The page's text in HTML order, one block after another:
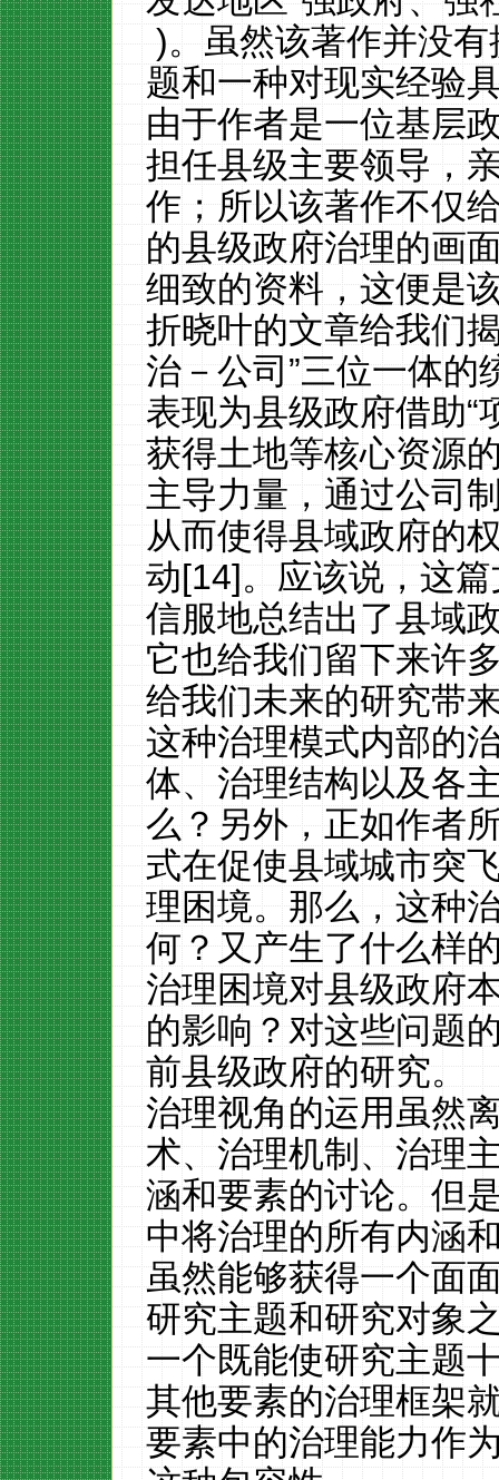
)。虽然该著作并没有
题和一种对现实经验
由于作者是一位基层
担任县级主要领导，
作；所以该著作不仅
的县级政府治理的画
细致的资料，这便是
折晓叶的文章给我们
治－公司”三位一体的
表现为县级政府借助“
获得土地等核心资源
主导力量，通过公司
从而使得县域政府的
动[14]。应该说，这
信服地总结出了县域
它也给我们留下来许
给我们未来的研究带
这种治理模式内部的
体、治理结构以及各
么？另外，正如作者
式在促使县域城市突
理困境。那么，这种
何？又产生了什么样
治理困境对县级政府
的影响？对这些问题
前县级政府的研究。
治理视角的运用虽然
术、治理机制、治理
涵和要素的讨论。但
中将治理的所有内涵
虽然能够获得一个面
研究主题和研究对象
一个既能使研究主题
其他要素的治理框架
要素中的治理能力作